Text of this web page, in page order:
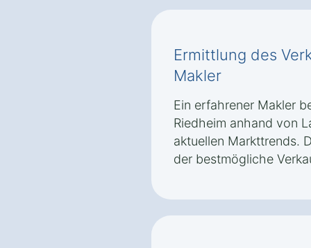
Ermittlung des
Makler
Ein erfahrener Makler
Riedheim anhand von
aktuellen Markttrends.
der bestmögliche